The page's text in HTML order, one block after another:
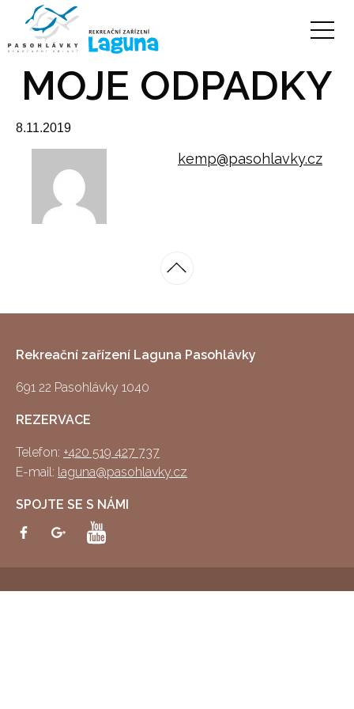
MOJE ODPADKY
8.11.2019
kemp@pasohlavky.cz
Rekreační zařízení Laguna Pasohlávky
691 22 Pasohlávky 1040
REZERVACE
Telefon: +420 519 427 737
E-mail: laguna@pasohlavky.cz
SPOJTE SE S NÁMI